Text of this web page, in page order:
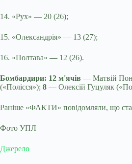
14. «Рух» — 20 (26);
15. «Олександрія» — 13 (27);
16. «Полтава» — 12 (26).
Бомбардири: 12 м'ячів — Матвій
(«Полісся»); 8 — Олексій Гуцуляк
Раніше «ФАКТИ» повідомляли, що
Фото УПЛ
Джерело